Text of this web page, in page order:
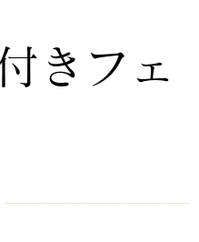
きフェ